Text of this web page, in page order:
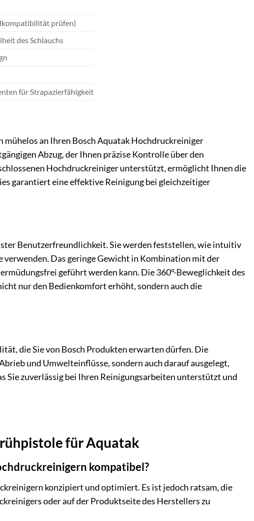
prüfen)
des Schlauchs
für Strapazierfähigkeit
mühelos an Ihren Bosch Aquatak Hochdruckreiniger
Abzug, der Ihnen präzise Kontrolle über den
Hochdruckreiniger unterstützt, ermöglicht Ihnen die
garantiert eine effektive Reinigung bei gleichzeitiger
Benutzerfreundlichkeit. Sie werden feststellen, wie intuitiv
verwenden. Das geringe Gewicht in Kombination mit der
geführt werden kann. Die 360°-Beweglichkeit des
nur den Bedienkomfort erhöht, sondern auch die
die Sie von Bosch Produkten erwarten dürfen. Die
und Umwelteinflüsse, sondern auch darauf ausgelegt,
Sie zuverlässig bei Ihren Reinigungsarbeiten unterstützt und
für Aquatak
kompatibel?
konzipiert und optimiert. Es ist jedoch ratsam, die
oder auf der Produktseite des Herstellers zu